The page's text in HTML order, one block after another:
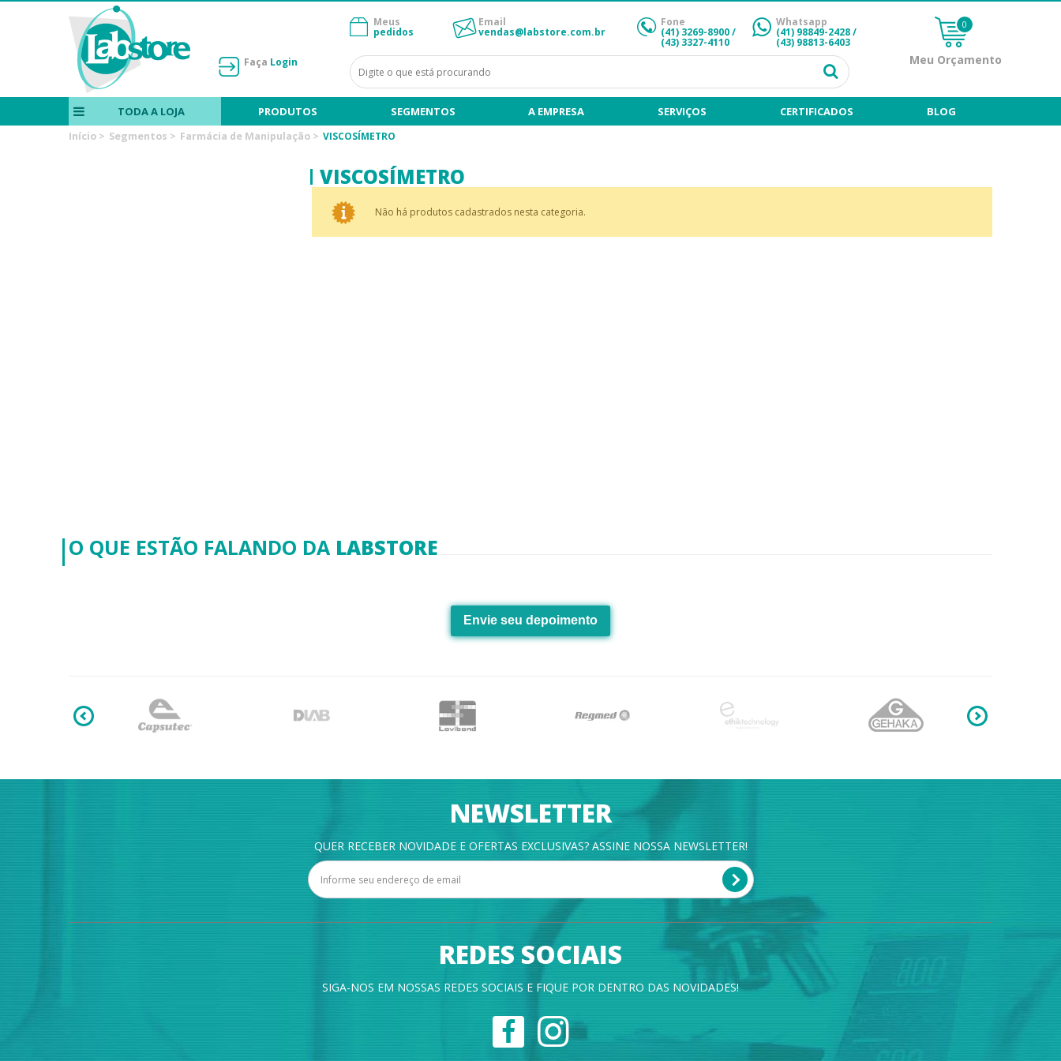
Faça Login
Meus
pedidos
Email
vendas@labstore.com.br
Fone
(41) 3269-8900 /
(43) 3327-4110
Whatsapp
(41) 98849-2428/
(43) 98813-6403
0
Meu Orçamento
TODA A LOJA PRODUTOS SEGMENTOS A EMPRESA SERVIÇOS CERTIFICADOS BLOG
Início > Segmentos > Farmácia de Manipulação > VISCOSÍMETRO
VISCOSÍMETRO
Não há produtos cadastrados nesta categoria.
O QUE ESTÃO FALANDO DA LABSTORE
Envie seu depoimento
NEWSLETTER
QUER RECEBER NOVIDADE E OFERTAS EXCLUSIVAS? ASSINE NOSSA NEWSLETTER!
REDES SOCIAIS
SIGA-NOS EM NOSSAS REDES SOCIAIS E FIQUE POR DENTRO DAS NOVIDADES!